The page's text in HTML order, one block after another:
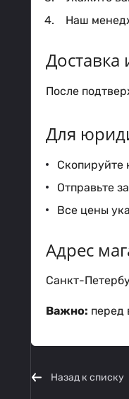
Наш
После
Для
Скопируйте
Отправьте
Все цены
Адрес
Санкт-
Важно: перед
Назад к списку